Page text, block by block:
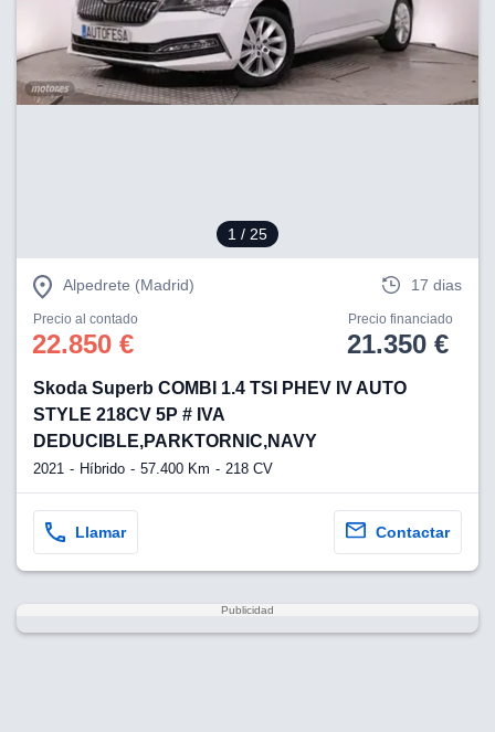
1 / 25
Alpedrete (Madrid) 17 dias
Precio al contado
22.850 €
Precio financiado
21.350 €
Skoda Superb COMBI 1.4 TSI PHEV IV AUTO
STYLE 218CV 5P # IVA
DEDUCIBLE,PARKTORNIC,NAVY
2021 Híbrido 57.400 Km 218 CV
Llamar Contactar